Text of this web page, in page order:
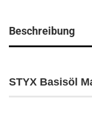
Beschreibung
STYX Basisöl